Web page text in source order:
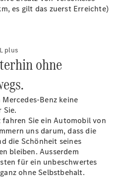
es gilt das zuerst Erreichte)
plus
ohne
Benz keine
Sie.
Sie ein Automobil von
uns darum, dass die
die Schönheit seines
bleiben. Ausserdem
für ein unbeschwertes
ohne Selbstbehalt.